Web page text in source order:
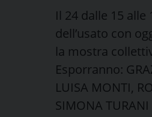
Il 24 dalle 15
dell’usato con
la mostra
Esporranno:
LUISA MONTI,
SIMONA TURANI